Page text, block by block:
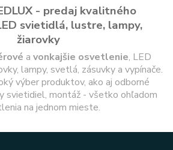
- predaj kvalitného
svietidlá, lustre, lampy,
žiarovky
a vonkajšie osvetlenie, LED
lampy, svetlá, zásuvky a vypínače.
výber produktov, ako aj odborné
svietidiel, montáž - všetko ohľadom
na jednom mieste.